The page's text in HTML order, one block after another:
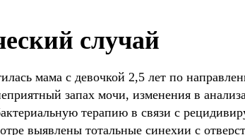
случай
мама с девочкой 2,5 лет по
запах мочи, изменения в
терапию в связи с
выявлены тотальные синехии с